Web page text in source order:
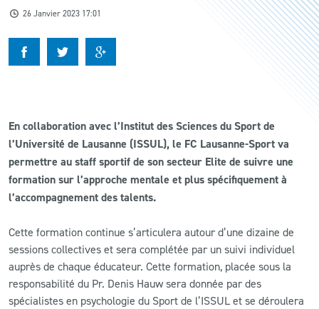
KIDS
RESTAURATION
CLUB
CONTACT
ACTUALITÉS
LS E-SHOP
26 Janvier 2023 17:01
En collaboration avec l’Institut des Sciences du Sport de
l’Université de Lausanne (ISSUL), le FC Lausanne-Sport va
permettre au staff sportif de son secteur Elite de suivre une
formation sur l’approche mentale et plus spécifiquement à
l’accompagnement des talents.
Cette formation continue s’articulera autour d’une dizaine de
sessions collectives et sera complétée par un suivi individuel
auprès de chaque éducateur. Cette formation, placée sous la
responsabilité du Pr. Denis Hauw sera donnée par des
spécialistes en psychologie du Sport de l’ISSUL et se déroulera